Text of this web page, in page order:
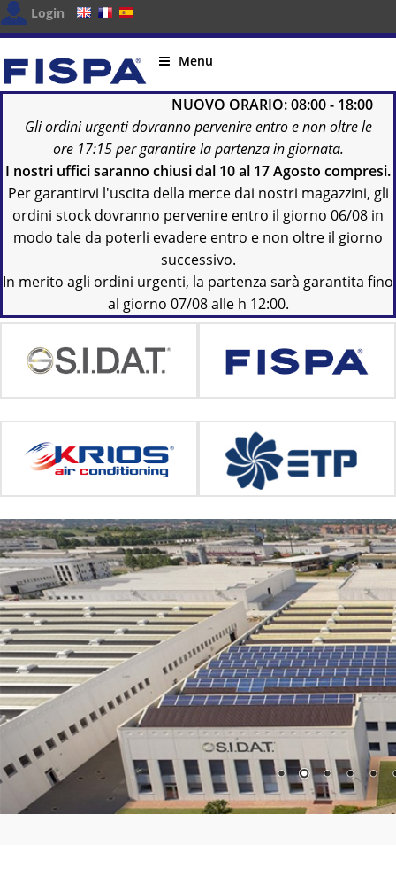
Login
Menu
NUOVO ORARIO: 08:00 - 18:00
Gli ordini urgenti dovranno pervenire entro e non oltre le
ore 17:15 per garantire la partenza in giornata.
I nostri uffici saranno chiusi dal 10 al 17 Agosto compresi.
Per garantirvi l'uscita della merce dai nostri magazzini, gli
ordini stock dovranno pervenire entro il giorno 06/08 in
modo tale da poterli evadere entro e non oltre il giorno
successivo.
In merito agli ordini urgenti, la partenza sarà garantita fino
al giorno 07/08 alle h 12:00.